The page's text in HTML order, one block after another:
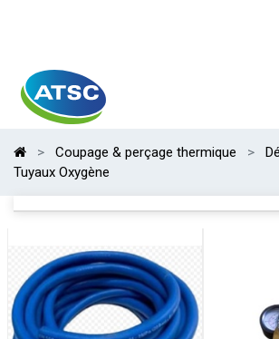
Coupage & perçage thermique
Tuyaux Oxygène